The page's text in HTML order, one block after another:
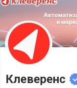
Клеверенс